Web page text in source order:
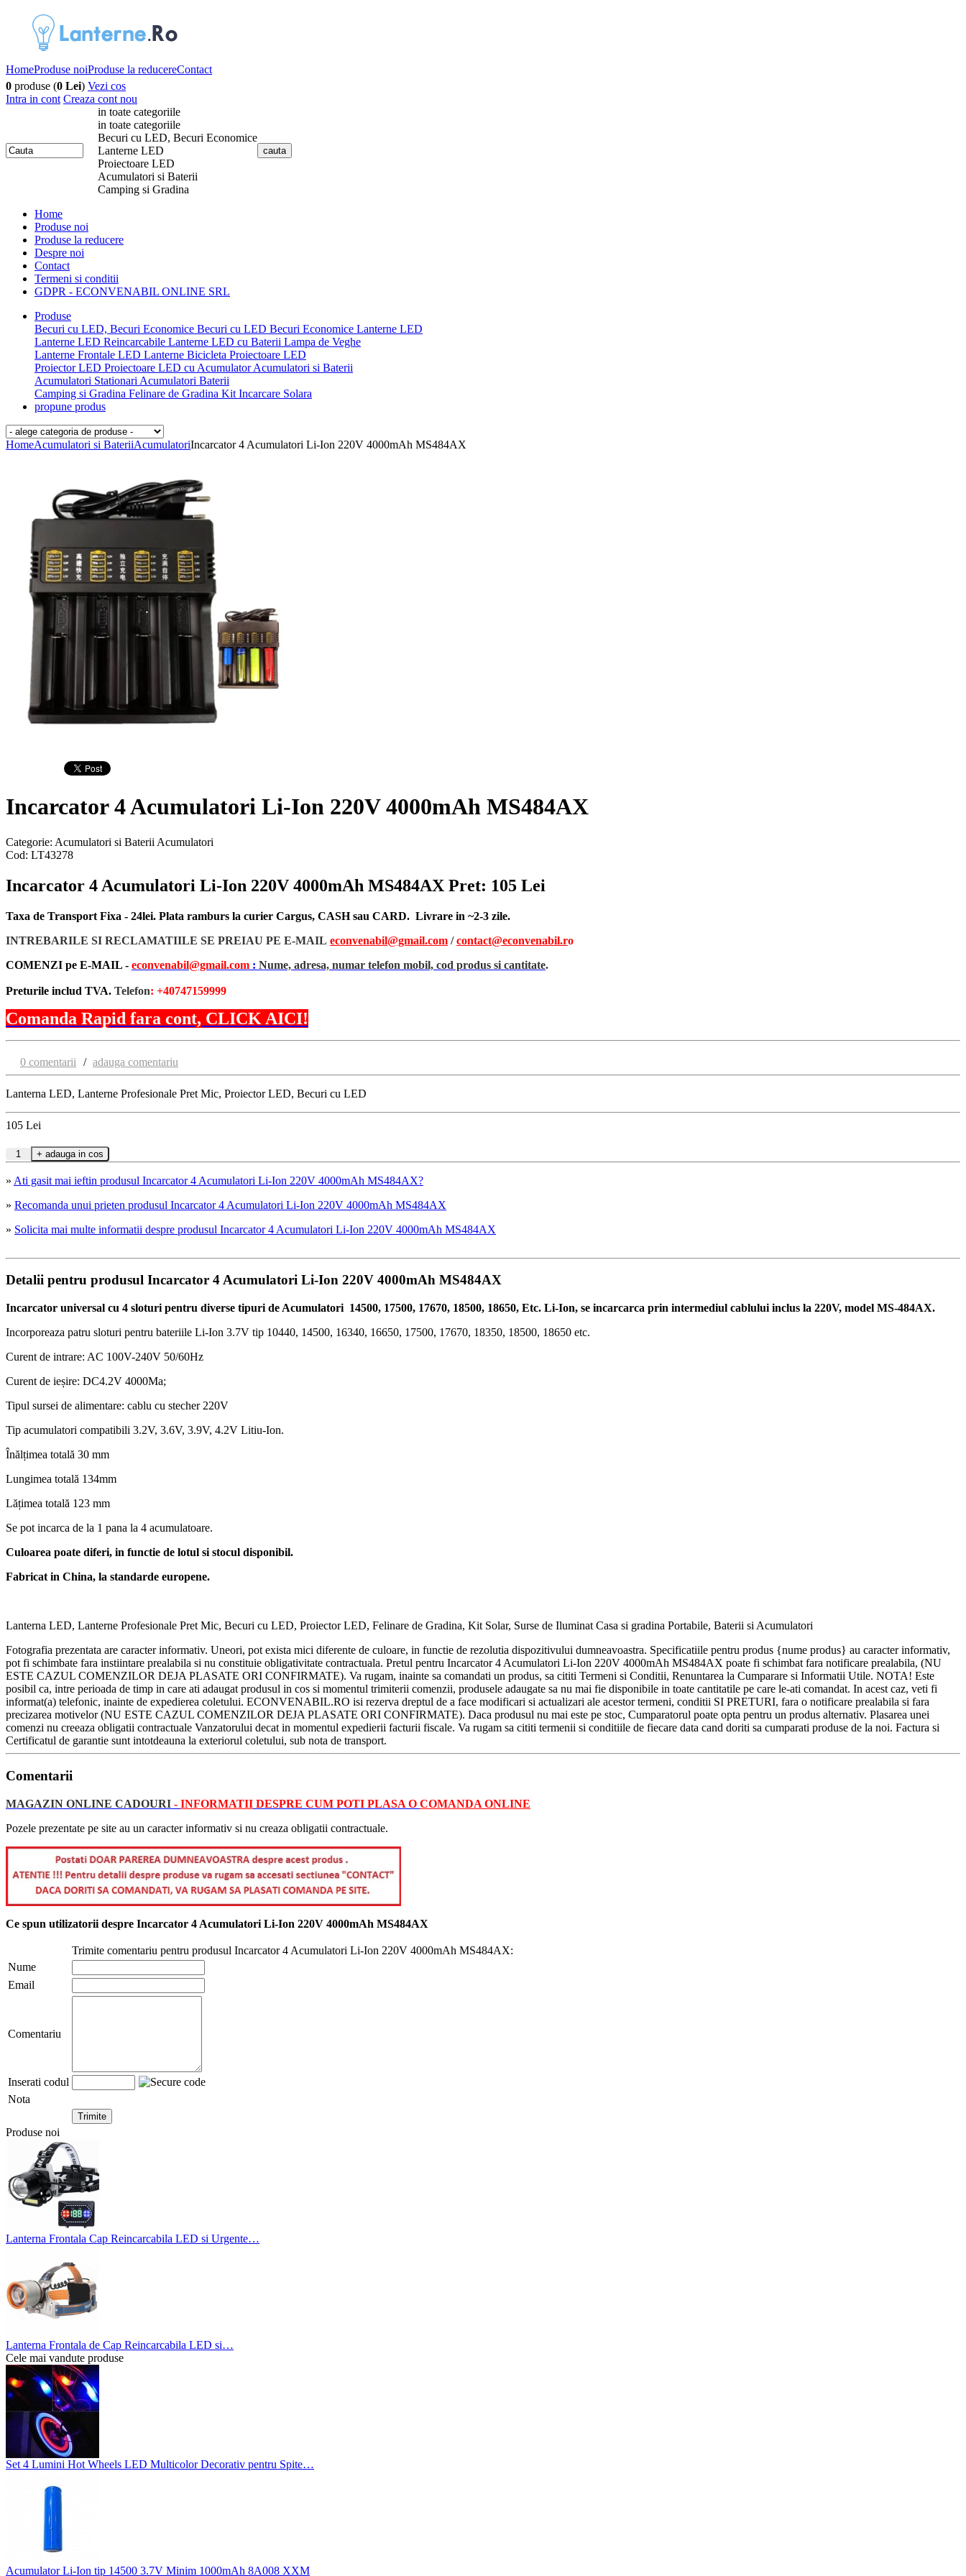
HomeProduse noiProduse la reducereContact
0 produse (0 Lei) Vezi cos
Intra in cont Creaza cont nou
in toate categoriile
in toate categoriile
Becuri cu LED, Becuri Economice
Lanterne LED
Proiectoare LED
Acumulatori si Baterii
Camping si Gradina
Home
Produse noi
Produse la reducere
Despre noi
Contact
Termeni si conditii
GDPR - ECONVENABIL ONLINE SRL
Produse
Becuri cu LED, Becuri Economice Becuri cu LED Becuri Economice Lanterne LED
Lanterne LED Reincarcabile Lanterne LED cu Baterii Lampa de Veghe
Lanterne Frontale LED Lanterne Bicicleta Proiectoare LED
Proiector LED Proiectoare LED cu AcumulatorAcumulatori si Baterii
Acumulatori Stationari Acumulatori Baterii
Camping si Gradina Felinare de Gradina Kit Incarcare Solara
propune produs
HomeAcumulatori si BateriiAcumulatoriIncarcator 4 Acumulatori Li-Ion 220V 4000mAh MS484AX
Incarcator 4 Acumulatori Li-Ion 220V 4000mAh MS484AX
Categorie: Acumulatori si Baterii Acumulatori
Cod: LT43278
Incarcator 4 Acumulatori Li-Ion 220V 4000mAh MS484AX Pret: 105 Lei
Taxa de Transport Fixa - 24lei. Plata ramburs la curier Cargus, CASH sau CARD. Livrare in ~2-3 zile.
INTREBARILE SI RECLAMATIILE SE PREIAU PE E-MAIL econvenabil@gmail.com /contact@econvenabil.ro
COMENZI pe E-MAIL - econvenabil@gmail.com : Nume, adresa, numar telefon mobil, cod produs si cantitate.
Preturile includ TVA. Telefon: +40747159999
Comanda Rapid fara cont, CLICK AICI!
0 comentarii / adauga comentariu
Lanterna LED, Lanterne Profesionale Pret Mic, Proiector LED, Becuri cu LED
105 Lei
» Ati gasit mai ieftin produsul Incarcator 4 Acumulatori Li-Ion 220V 4000mAh MS484AX?
» Recomanda unui prieten produsul Incarcator 4 Acumulatori Li-Ion 220V 4000mAh MS484AX
» Solicita mai multe informatii despre produsul Incarcator 4 Acumulatori Li-Ion 220V 4000mAh MS484AX
Detalii pentru produsul Incarcator 4 Acumulatori Li-Ion 220V 4000mAh MS484AX
Incarcator universal cu 4 sloturi pentru diverse tipuri de Acumulatori 14500, 17500, 17670, 18500, 18650, Etc. Li-Ion, se incarcarca prin intermediul cablului inclus la 220V, model MS-484AX.
Incorporeaza patru sloturi pentru bateriile Li-Ion 3.7V tip 10440, 14500, 16340, 16650, 17500, 17670, 18350, 18500, 18650 etc.
Curent de intrare: AC 100V-240V 50/60Hz
Curent de ieșire: DC4.2V 4000Ma;
Tipul sursei de alimentare: cablu cu stecher 220V
Tip acumulatori compatibili 3.2V, 3.6V, 3.9V, 4.2V Litiu-Ion.
Înălțimea totală 30 mm
Lungimea totală 134mm
Lățimea totală 123 mm
Se pot incarca de la 1 pana la 4 acumulatoare.
Culoarea poate diferi, in functie de lotul si stocul disponibil.
Fabricat in China, la standarde europene.
Lanterna LED, Lanterne Profesionale Pret Mic, Becuri cu LED, Proiector LED, Felinare de Gradina, Kit Solar, Surse de Iluminat Casa si gradina Portabile, Baterii si Acumulatori
Fotografia prezentata are caracter informativ. Uneori, pot exista mici diferente de culoare, in functie de rezolutia dispozitivului dumneavoastra. Specificatiile pentru produs {nume produs} au caracter informativ,
pot fi schimbate fara instiintare prealabila si nu constituie obligativitate contractuala. Pretul pentru Incarcator 4 Acumulatori Li-Ion 220V 4000mAh MS484AX poate fi schimbat fara notificare prealabila, (NU
ESTE CAZUL COMENZILOR DEJA PLASATE ORI CONFIRMATE). Va rugam, inainte sa comandati un produs, sa cititi Termeni si Conditii, Renuntarea la Cumparare si Informatii Utile. NOTA! Este
posibil ca, intre perioada de timp in care ati adaugat produsul in cos si momentul trimiterii comenzii, produsele adaugate sa nu mai fie disponibile in toate cantitatile pe care le-ati comandat. In acest caz, veti fi
informat(a) telefonic, inainte de expedierea coletului. ECONVENABIL.RO isi rezerva dreptul de a face modificari si actualizari ale acestor termeni, conditii SI PRETURI, fara o notificare prealabila si fara
precizarea motivelor (NU ESTE CAZUL COMENZILOR DEJA PLASATE ORI CONFIRMATE). Daca produsul nu mai este pe stoc, Cumparatorul poate opta pentru un produs alternativ. Plasarea unei
comenzi nu creeaza obligatii contractuale Vanzatorului decat in momentul expedierii facturii fiscale. Va rugam sa cititi termenii si conditiile de fiecare data cand doriti sa cumparati produse de la noi. Factura si
Certificatul de garantie sunt intotdeauna la exteriorul coletului, sub nota de transport.
Comentarii
MAGAZIN ONLINE CADOURI - INFORMATII DESPRE CUM POTI PLASA O COMANDA ONLINE
Pozele prezentate pe site au un caracter informativ si nu creaza obligatii contractuale.
Ce spun utilizatorii despre Incarcator 4 Acumulatori Li-Ion 220V 4000mAh MS484AX
Trimite comentariu pentru produsul Incarcator 4 Acumulatori Li-Ion 220V 4000mAh MS484AX:
Nume
Email
Comentariu
Inserati codul
Nota
Produse noi
Lanterna Frontala Cap Reincarcabila LED si Urgente…
Lanterna Frontala de Cap Reincarcabila LED si…
Cele mai vandute produse
Set 4 Lumini Hot Wheels LED Multicolor Decorativ pentru Spite…
Acumulator Li-Ion tip 14500 3.7V Minim 1000mAh 8A008 XXM